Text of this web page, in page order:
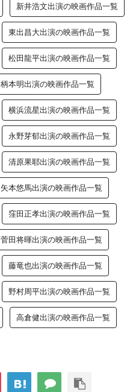
新井浩文出演の映画作品一覧
東出昌大出演の映画作品一覧
松田龍平出演の映画作品一覧
柄本明出演の映画作品一覧
横浜流星出演の映画作品一覧
永野芽郁出演の映画作品一覧
清原果耶出演の映画作品一覧
矢本悠馬出演の映画作品一覧
窪田正孝出演の映画作品一覧
菅田将暉出演の映画作品一覧
藤竜也出演の映画作品一覧
野村周平出演の映画作品一覧
高倉健出演の映画作品一覧